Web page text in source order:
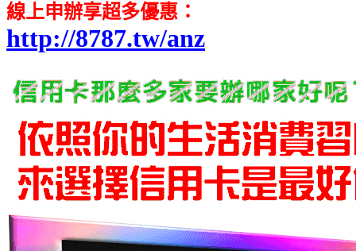
線上申辦享超多優惠 ：
http://8787.tw/anz